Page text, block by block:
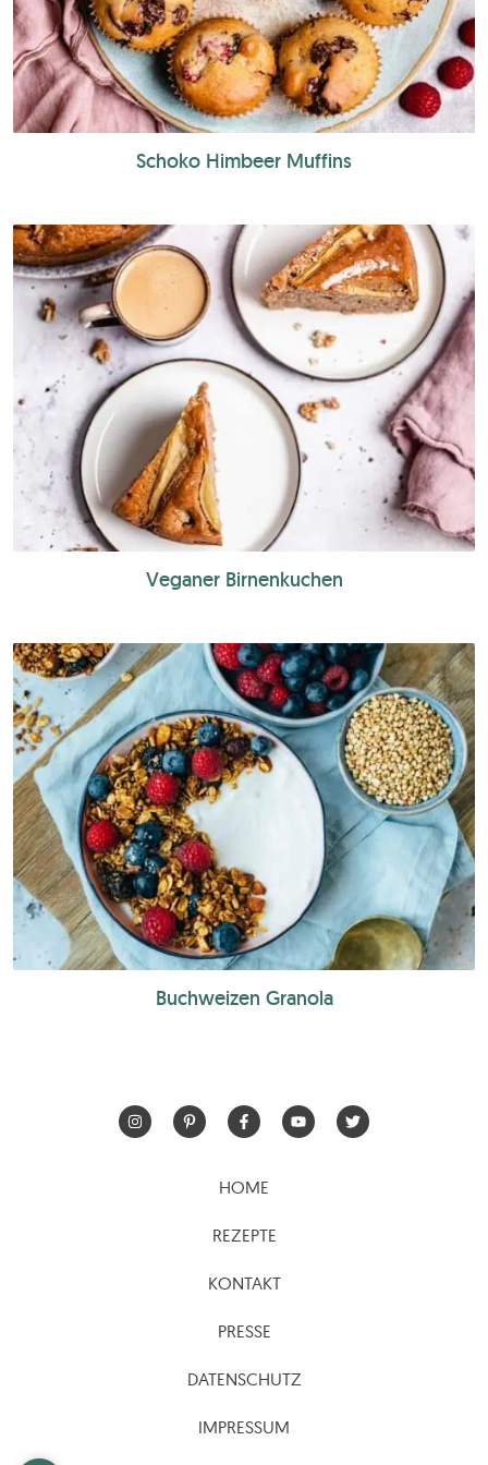
Schoko Himbeer Muffins
Veganer Birnenkuchen
Buchweizen Granola
HOME
REZEPTE
KONTAKT
PRESSE
DATENSCHUTZ
IMPRESSUM